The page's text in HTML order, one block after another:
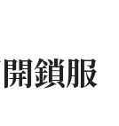
鎖服